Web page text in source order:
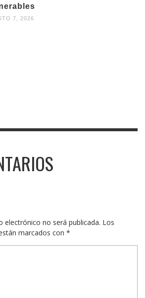
7, 2026
electrónico no será publicada. Los
marcados con *